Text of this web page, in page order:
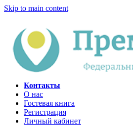
Skip to main content
Контакты
О нас
Гостевая книга
Регистрация
Личный кабинет